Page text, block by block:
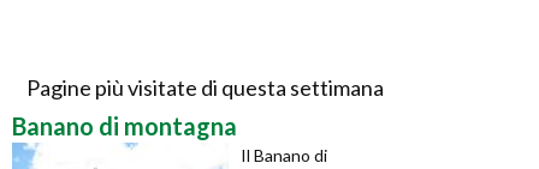
Pagine più visitate di questa settimana
Banano di montagna
Il Banano di